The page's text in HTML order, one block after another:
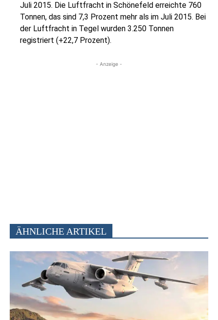
Juli 2015. Die Luftfracht in Schönefeld erreichte 760
Tonnen, das sind 7,3 Prozent mehr als im Juli 2015. Bei
der Luftfracht in Tegel wurden 3.250 Tonnen
registriert (+22,7 Prozent).
- Anzeige -
ÄHNLICHE ARTIKEL